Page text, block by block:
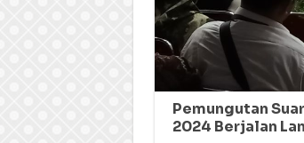
Pemungutan
2024 Berjalan